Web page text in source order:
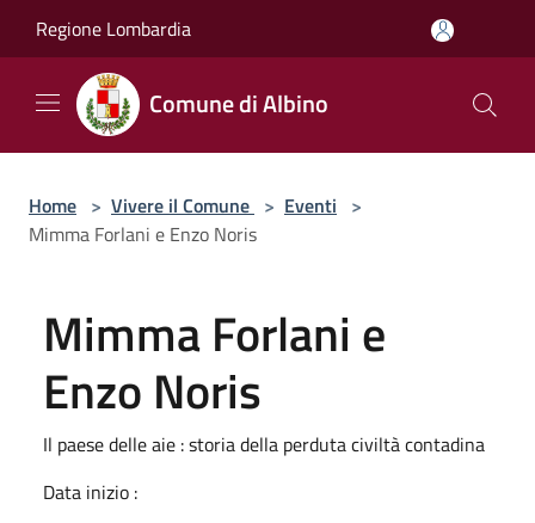
Regione Lombardia
Comune di Albino
Home > Vivere il Comune > Eventi >
Mimma Forlani e Enzo Noris
Mimma Forlani e
Enzo Noris
Il paese delle aie : storia della perduta civiltà contadina
Data inizio :